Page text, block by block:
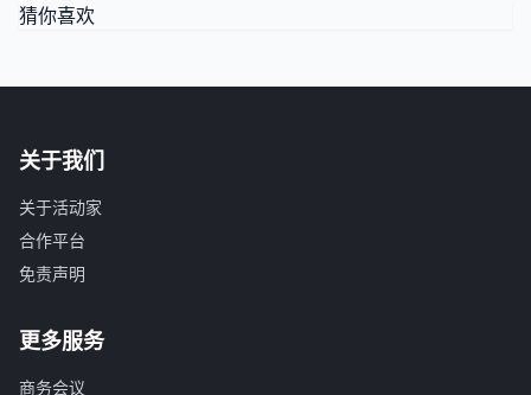
猜你喜欢
关于我们
关于活动家
合作平台
免责声明
更多服务
商务会议